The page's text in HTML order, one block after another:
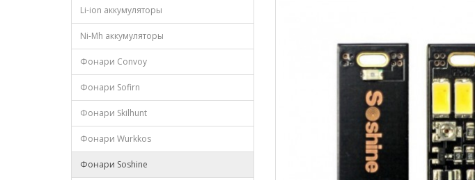
Li-ion аккумуляторы
Ni-Mh аккумуляторы
Фонари Convoy
Фонари Sofirn
Фонари Skilhunt
Фонари Wurkkos
Фонари Soshine